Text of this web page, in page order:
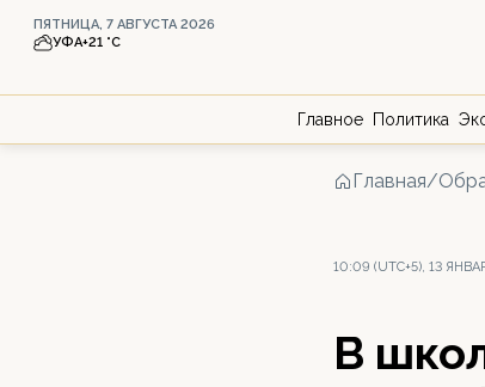
ПЯТНИЦА, 7 АВГУСТА 2026
УФА+21 °С
Главное Политика
Главная/
10:09 (UTC+5), 13
В